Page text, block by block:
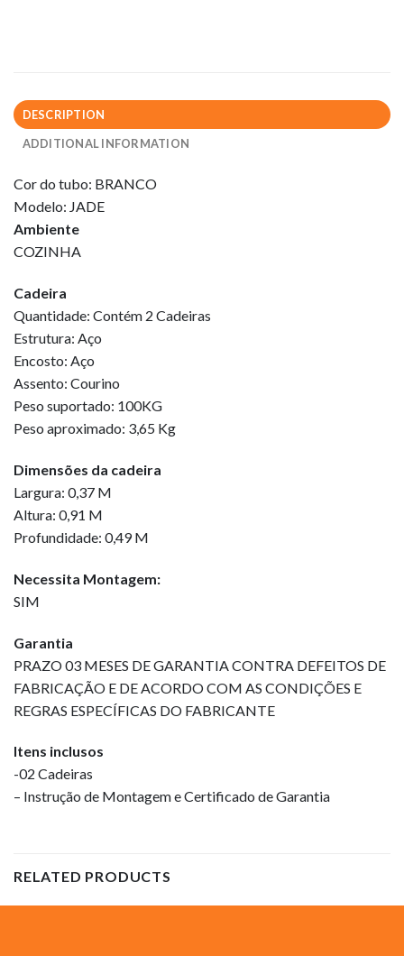
DESCRIPTION
ADDITIONAL INFORMATION
Cor do tubo: BRANCO
Modelo: JADE
Ambiente
COZINHA
Cadeira
Quantidade: Contém 2 Cadeiras
Estrutura: Aço
Encosto: Aço
Assento: Courino
Peso suportado: 100KG
Peso aproximado: 3,65 Kg
Dimensões da cadeira
Largura: 0,37 M
Altura: 0,91 M
Profundidade: 0,49 M
Necessita Montagem:
SIM
Garantia
PRAZO 03 MESES DE GARANTIA CONTRA DEFEITOS DE
FABRICAÇÃO E DE ACORDO COM AS CONDIÇÕES E
REGRAS ESPECÍFICAS DO FABRICANTE
Itens inclusos
-02 Cadeiras
– Instrução de Montagem e Certificado de Garantia
RELATED PRODUCTS